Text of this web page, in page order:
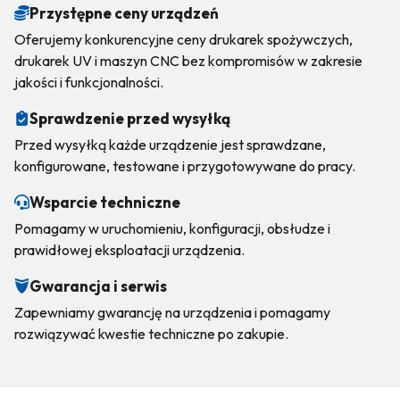
Przystępne ceny urządzeń
Oferujemy konkurencyjne ceny drukarek spożywczych,
drukarek UV i maszyn CNC bez kompromisów w zakresie
jakości i funkcjonalności.
Sprawdzenie przed wysyłką
Przed wysyłką każde urządzenie jest sprawdzane,
konfigurowane, testowane i przygotowywane do pracy.
Wsparcie techniczne
Pomagamy w uruchomieniu, konfiguracji, obsłudze i
prawidłowej eksploatacji urządzenia.
Gwarancja i serwis
Zapewniamy gwarancję na urządzenia i pomagamy
rozwiązywać kwestie techniczne po zakupie.